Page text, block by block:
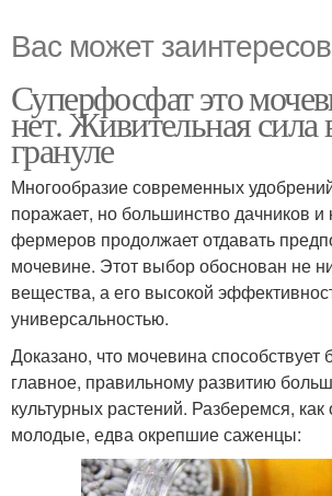
Вас может
Суперфосфат это
нет. Живительная сила
грануле
Многообразие современных
поражает, но большинство дачников и
фермеров продолжает отдавать
мочевине. Этот выбор обоснован не
вещества, а его высокой
универсальностью.
Доказано, что мочевина способствует
главное, правильному развитию
культурных растений. Разберемся,
молодые, едва окрепшие саженцы: